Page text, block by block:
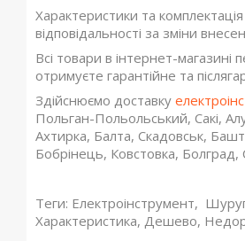
Характеристики та
відповідальності за зміни
Всі товари в інтернет-магазині
отримуєте гарантійне та
Здійснюємо доставку
Польган-Польольський, Сакі,
Ахтирка, Балта, Скадовськ,
Бобрінець, Ковстовка, Болград,
Теги: Електроінструмент,
Характеристика, Дешево,